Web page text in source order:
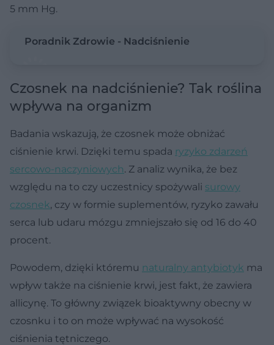
5 mm Hg.
Poradnik Zdrowie - Nadciśnienie
Czosnek na nadciśnienie? Tak roślina
wpływa na organizm
Badania wskazują, że czosnek może obniżać
ciśnienie krwi. Dzięki temu spada ryzyko zdarzeń
sercowo-naczyniowych. Z analiz wynika, że bez
względu na to czy uczestnicy spożywali surowy
czosnek, czy w formie suplementów, ryzyko zawału
serca lub udaru mózgu zmniejszało się od 16 do 40
procent.
Powodem, dzięki któremu naturalny antybiotyk ma
wpływ także na ciśnienie krwi, jest fakt, że zawiera
allicynę. To główny związek bioaktywny obecny w
czosnku i to on może wpływać na wysokość
ciśnienia tętniczego.